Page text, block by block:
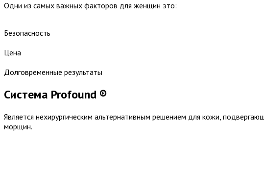
Одни из самых важных факторов для женщин это:
Безопасность
Цена
Долговременные результаты
Система Profound ®
Является нехирургическим альтернативным решением для кожи,
морщин.